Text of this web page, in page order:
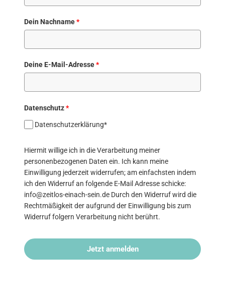
Dein Nachname*
Deine E-Mail-Adresse*
Datenschutz*
Datenschutzerklärung*
Hiermit willige ich in die Verarbeitung meiner
personenbezogenen Daten ein. Ich kann meine
Einwilligung jederzeit widerrufen; am einfachsten indem
ich den Widerruf an folgende E-Mail Adresse schicke:
info@zeitlos-einach-sein.de Durch den Widerruf wird die
Rechtmäßigkeit der aufgrund der Einwilligung bis zum
Widerruf folgern Verarbeitung nicht berührt.
Jetzt anmelden